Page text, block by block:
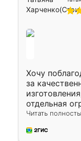
Хочу
за
отдельная
укладку
Читать